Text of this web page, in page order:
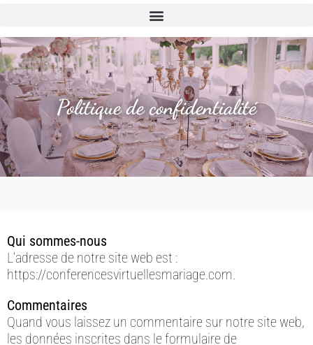
Politique de confidentialité
Qui sommes-nous
L’adresse de notre site web est :
https://conferencesvirtuellesmariage.com.
Commentaires
Quand vous laissez un commentaire sur notre site web,
les données inscrites dans le formulaire de